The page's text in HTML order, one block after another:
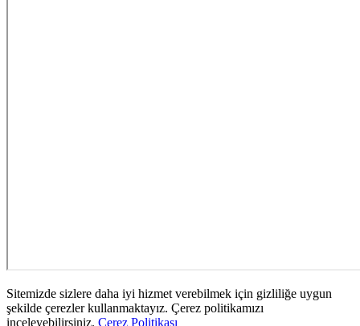
Sitemizde sizlere daha iyi hizmet verebilmek için gizliliğe uygun
şekilde çerezler kullanmaktayız. Çerez politikamızı
inceleyebilirsiniz. Çerez Politikası